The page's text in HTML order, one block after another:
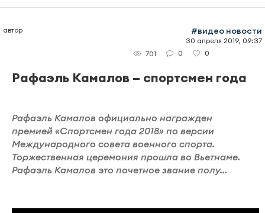
автор #видео новости
30 апреля 2019, 09:37
701
0 0
Рафаэль Камалов – спортсмен года
Рафаэль Камалов официально награжден
премией «Спортсмен года 2018» по версии
Международного совета военного спорта.
Торжественная церемония прошла во Вьетнаме.
Рафаэль Камалов это почетное звание полу...